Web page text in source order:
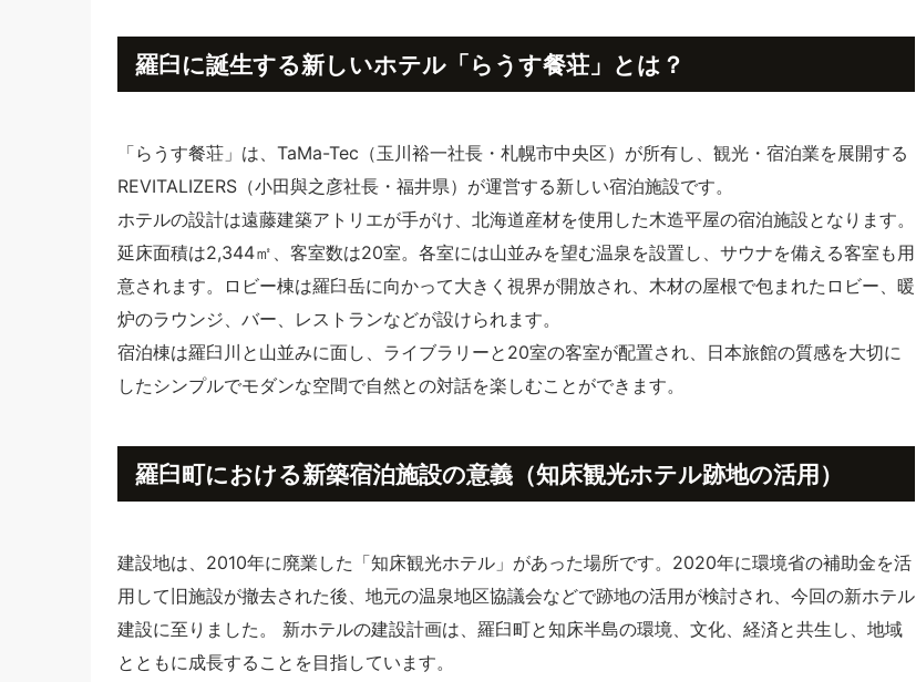
羅臼に誕生する新しいホテル「らうす餐荘」とは？
「らうす餐荘」は、TaMa-Tec（玉川裕一社長・札幌市中央区）が所有し、観光・宿泊業を展開する
REVITALIZERS（小田與之彦社長・福井県）が運営する新しい宿泊施設です。
ホテルの設計は遠藤建築アトリエが手がけ、北海道産材を使用した木造平屋の宿泊施設となります。
延床面積は2,344㎡、客室数は20室。各室には山並みを望む温泉を設置し、サウナを備える客室も用
意されます。ロビー棟は羅臼岳に向かって大きく視界が開放され、木材の屋根で包まれたロビー、暖
炉のラウンジ、バー、レストランなどが設けられます。
宿泊棟は羅臼川と山並みに面し、ライブラリーと20室の客室が配置され、日本旅館の質感を大切に
したシンプルでモダンな空間で自然との対話を楽しむことができます。
羅臼町における新築宿泊施設の意義（知床観光ホテル跡地の活用）
建設地は、2010年に廃業した「知床観光ホテル」があった場所です。2020年に環境省の補助金を活
用して旧施設が撤去された後、地元の温泉地区協議会などで跡地の活用が検討され、今回の新ホテル
建設に至りました。 新ホテルの建設計画は、羅臼町と知床半島の環境、文化、経済と共生し、地域
とともに成長することを目指しています。